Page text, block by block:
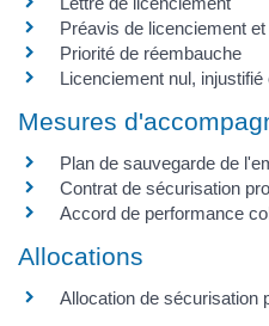
Préavis de licenciement
Priorité de réembauche
Licenciement nul, injustifié
Mesures
Plan de sauvegarde de
Contrat de sécurisation
Accord de performance
Allocations
Allocation de sécurisation